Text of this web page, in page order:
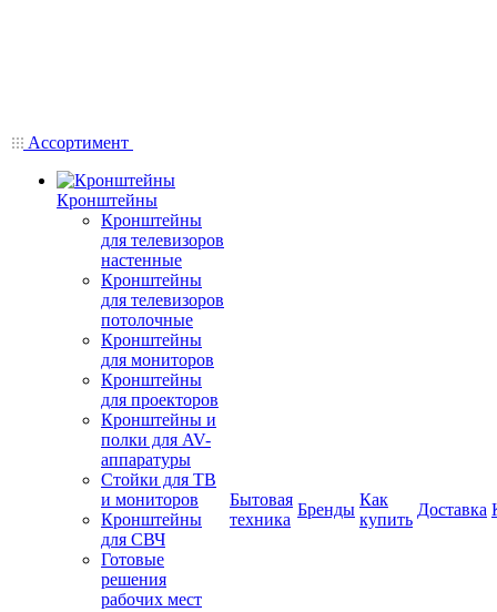
Ассортимент
Кронштейны
Кронштейны
для телевизоров
настенные
Кронштейны
для телевизоров
потолочные
Кронштейны
для мониторов
Кронштейны
для проекторов
Кронштейны и
полки для AV-
аппаратуры
Стойки для ТВ
и мониторов
Кронштейны
для СВЧ
Готовые
решения
рабочих мест
Бытовая
техника
Бренды
Как
купить
Доставка